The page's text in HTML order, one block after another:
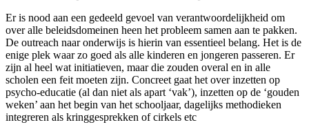
Er is nood aan een gedeeld gevoel van verantwoordelijkheid om
over alle beleidsdomeinen heen het probleem samen aan te pakken.
De outreach naar onderwijs is hierin van essentieel belang. Het is de
enige plek waar zo goed als alle kinderen en jongeren passeren. Er
zijn al heel wat initiatieven, maar die zouden overal en in alle
scholen een feit moeten zijn. Concreet gaat het over inzetten op
psycho-educatie (al dan niet als apart ‘vak’), inzetten op de ‘gouden
weken’ aan het begin van het schooljaar, dagelijks methodieken
integreren als kringgesprekken of cirkels etc